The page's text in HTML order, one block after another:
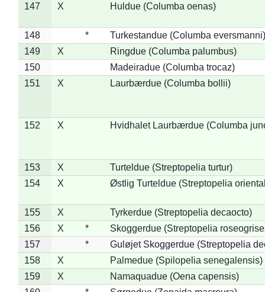
147
X Huldue (Columba oenas)
148 *
Turkestandue (Columba eversmanni)
149
X
Ringdue (Columba palumbus)
150
Madeiradue (Columba trocaz)
151
X Laurbærdue (Columba bollii)
152 X Hvidhalet Laurbærdue (Columba
153 X
Turteldue (Streptopelia turtur)
154
X Østlig Turteldue (Streptopelia
155 X
Tyrkerdue (Streptopelia decaocto)
156
X *
Skoggerdue (Streptopelia
157
*
Guløjet Skoggerdue (Streptopelia
158
X
Palmedue (Spilopelia senegalensis)
159
X
Namaquadue (Oena capensis)